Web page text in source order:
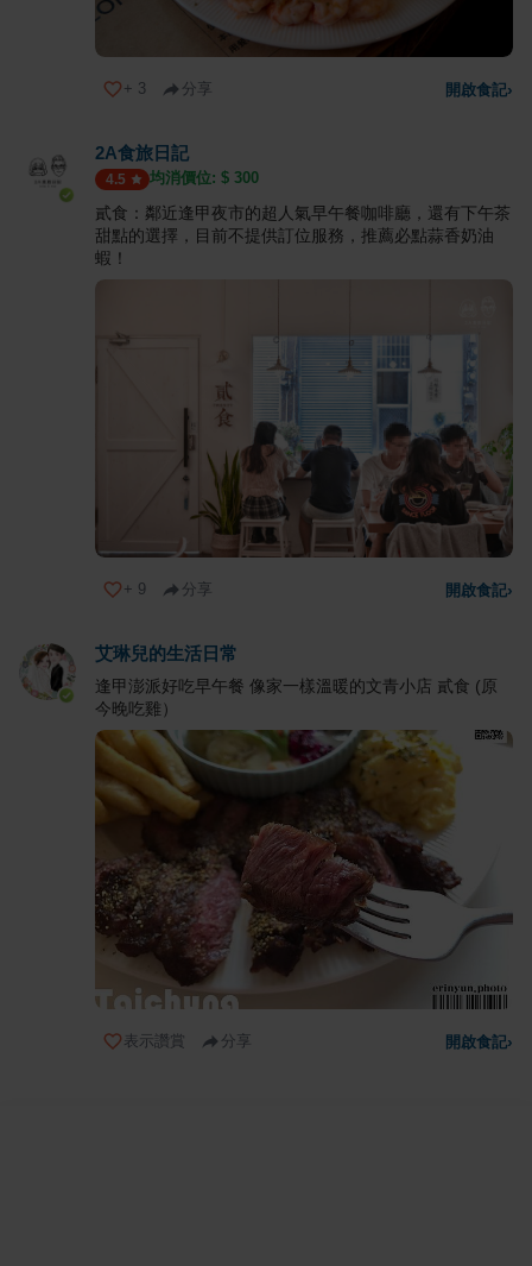
+ 3 分享 開啟食記›
2A食旅日記
4.5 均消價位: $ 300
貳食：鄰近逢甲夜市的超人氣早午餐咖啡廳，還有下午茶
甜點的選擇，目前不提供訂位服務，推薦必點蒜香奶油
蝦！
+ 9 分享 開啟食記›
艾琳兒的生活日常
逢甲澎派好吃早午餐 像家一樣溫暖的文青小店 貳食 (原
今晚吃雞）
表示讚賞 分享 開啟食記›